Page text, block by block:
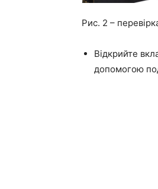
Рис. 2 –
Відкрийте
допомогою